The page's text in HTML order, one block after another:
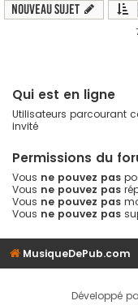
Nouveau sujet
Qui est en ligne
Utilisateurs parcourant
invité
Permissions du
Vous ne pouvez pas
Vous ne pouvez pas
Vous ne pouvez pas
Vous ne pouvez pas
MusiqueDePub.com
Développé